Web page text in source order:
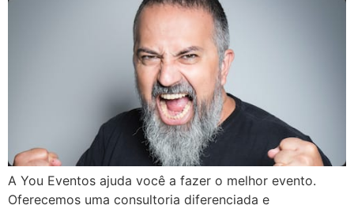
A You Eventos ajuda você a fazer o melhor evento.
Oferecemos uma consultoria diferenciada e